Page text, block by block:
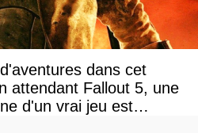
dans cet
attendant Fallout 5, une
d'un vrai jeu est